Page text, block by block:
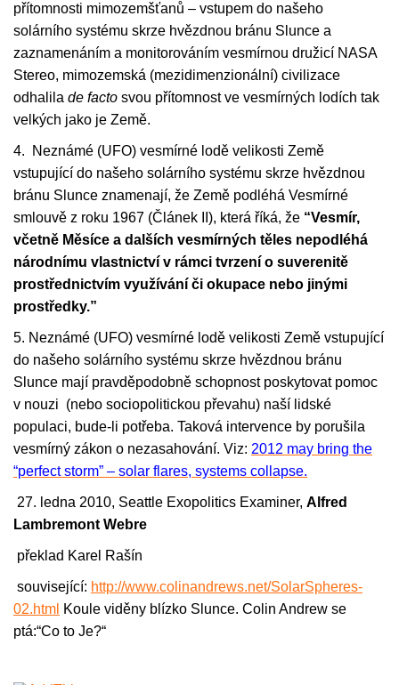
přítomnosti mimozemšťanů – vstupem do našeho
solárního systému skrze hvězdnou bránu Slunce a
zaznamenáním a monitorováním vesmírnou družicí NASA
Stereo, mimozemská (mezidimenzionální) civilizace
odhalila de facto svou přítomnost ve vesmírných lodích tak
velkých jako je Země.
4. Neznámé (UFO) vesmírné lodě velikosti Země
vstupující do našeho solárního systému skrze hvězdnou
bránu Slunce znamenají, že Země podléhá Vesmírné
smlouvě z roku 1967 (Článek II), která říká, že “Vesmír,
včetně Měsíce a dalších vesmírných těles nepodléhá
národnímu vlastnictví v rámci tvrzení o suverenitě
prostřednictvím využívání či okupace nebo jinými
prostředky.”
5. Neznámé (UFO) vesmírné lodě velikosti Země vstupující
do našeho solárního systému skrze hvězdnou bránu
Slunce mají pravděpodobně schopnost poskytovat pomoc
v nouzi (nebo sociopolitickou převahu) naší lidské
populaci, bude-li potřeba. Taková intervence by porušila
vesmírný zákon o nezasahování. Viz: 2012 may bring the
“perfect storm” – solar flares, systems collapse.
27. ledna 2010, Seattle Exopolitics Examiner, Alfred
Lambremont Webre
překlad Karel Rašín
související: http://www.colinandrews.net/SolarSpheres-
02.htm Koule viděny blízko Slunce. Colin Andrew se
ptá:“Co to Je?“